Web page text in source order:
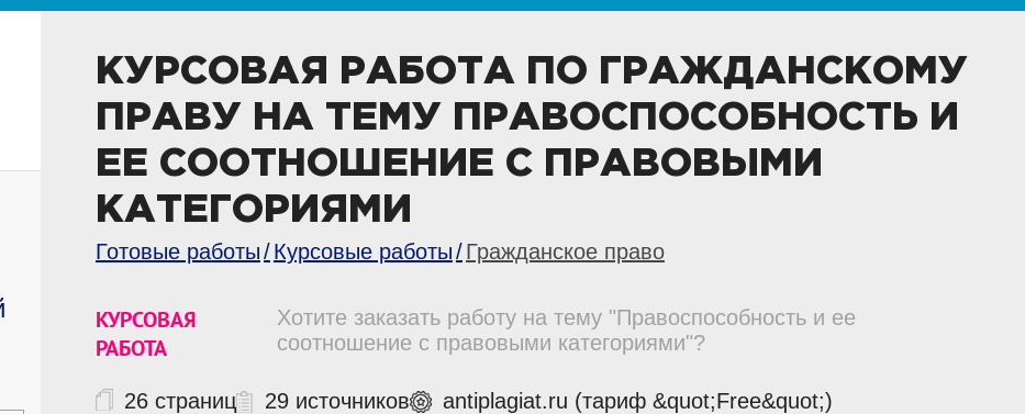
КУРСОВАЯ РАБОТА ПО ГРАЖДАНСКОМУ
ПРАВУ НА ТЕМУ ПРАВОСПОСОБНОСТЬ И
ЕЕ СООТНОШЕНИЕ С ПРАВОВЫМИ
КАТЕГОРИЯМИ
Готовые работы Курсовые работы Гражданское право
КУРСОВАЯ
РАБОТА
Хотите заказать работу на тему "Правоспособность и ее
соотношение с правовыми категориями"?
26 страниц 29 источников
antiplagiat.ru (тариф &quot;Free&quot;)